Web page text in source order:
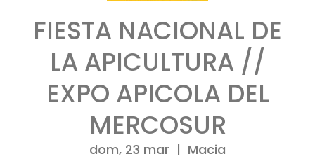
FIESTA NACIONAL DE
LA APICULTURA //
EXPO APICOLA DEL
MERCOSUR
dom, 23 mar
  |
Macia